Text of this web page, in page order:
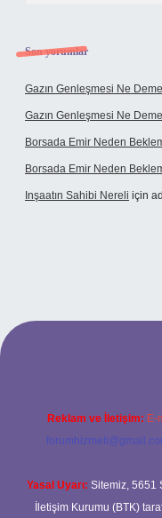
Son yorumlar
Gazın Genleşmesi Ne
Gazın Genleşmesi Ne
Borsada Emir Neden
Borsada Emir Neden
Inşaatın Sahibi Nereli için
Reklam ve İletişim: E-
Yasal Uyarı: Sitemiz, 5651
İletişim Kurumu (BTK)